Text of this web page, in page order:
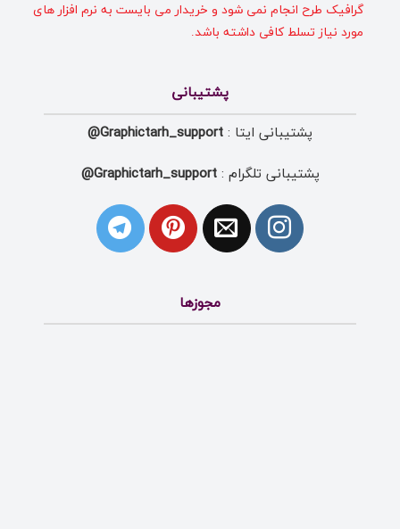
گرافیک طرح انجام نمی شود و خریدار می بایست به نرم افزار های
مورد نیاز تسلط کافی داشته باشد.
پشتیبانی
پشتیبانی ایتا : Graphictarh_support@
پشتیبانی تلگرام :Graphictarh_support@
مجوزها